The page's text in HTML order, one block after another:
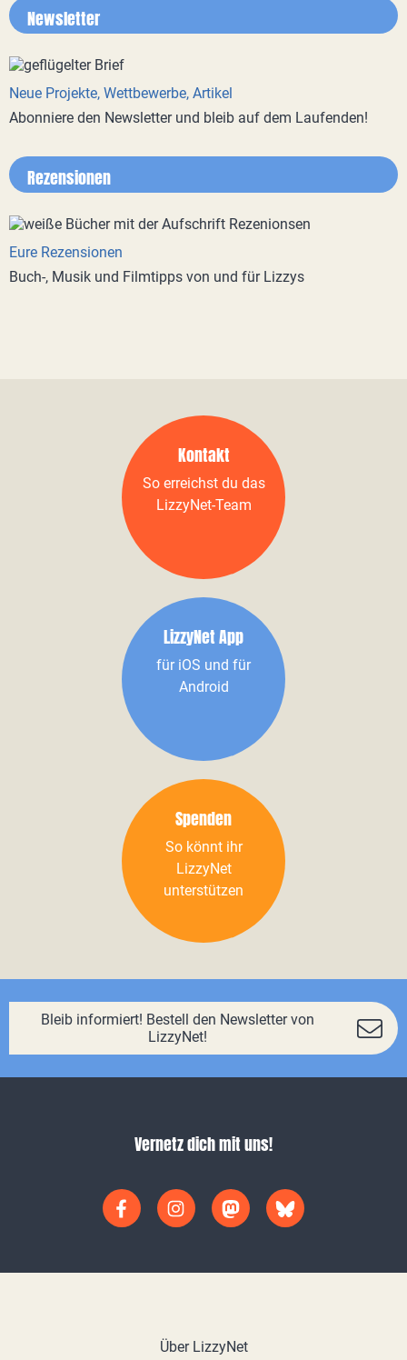
Newsletter
Neue Projekte, Wettbewerbe, Artikel
Abonniere den Newsletter und bleib auf dem Laufenden!
Rezensionen
Eure Rezensionen
Buch-, Musik und Filmtipps von und für Lizzys
Kontakt
So erreichst du das
LizzyNet-Team
LizzyNet App
für iOS und für
Android
Spenden
So könnt ihr
LizzyNet
unterstützen
Bleib informiert! Bestell den Newsletter von
LizzyNet!
Vernetz dich mit uns!
Über LizzyNet